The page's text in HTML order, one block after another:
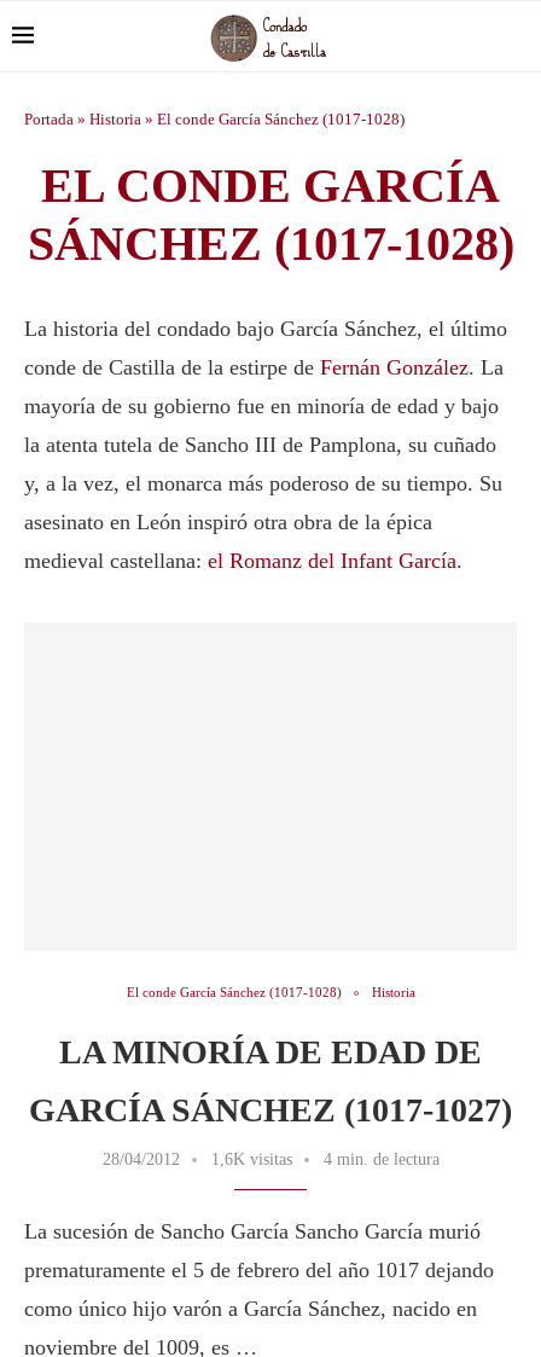
Portada » Historia » El conde García Sánchez (1017-1028)
EL CONDE GARCÍA
SÁNCHEZ (1017-1028)
La historia del condado bajo García Sánchez, el último
conde de Castilla de la estirpe de Fernán González. La
mayoría de su gobierno fue en minoría de edad y bajo
la atenta tutela de Sancho III de Pamplona, su cuñado
y, a la vez, el monarca más poderoso de su tiempo. Su
asesinato en León inspiró otra obra de la épica
medieval castellana: el Romanz del Infant García.
El conde García Sánchez (1017-1028) Historia
LA MINORÍA DE EDAD DE
GARCÍA SÁNCHEZ (1017-1027)
28/04/2012 1,6K visitas 4 min. de lectura
La sucesión de Sancho García Sancho García murió
prematuramente el 5 de febrero del año 1017 dejando
como único hijo varón a García Sánchez, nacido en
noviembre del 1009, es …